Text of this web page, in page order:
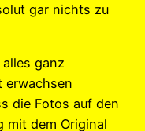
gar nichts zu
ganz
erwachsen
die Fotos auf den
mit dem Original